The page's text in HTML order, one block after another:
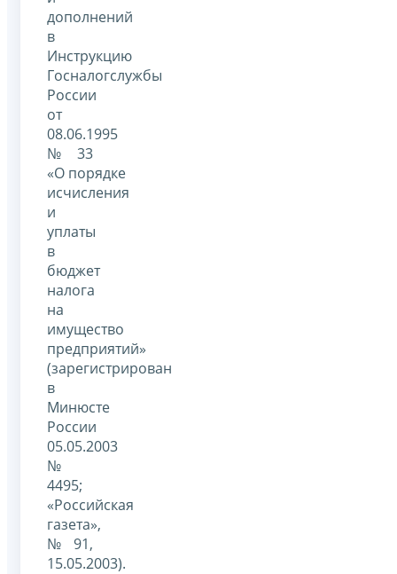
дополнений
в
Инструкцию
Госналогслужбы
России
от
08.06.1995
№ 33
«О порядке
исчисления
и
уплаты
в
бюджет
налога
на
имущество
предприятий»
(зарегистрирован
в
Минюсте
России
05.05.2003
№
4495;
«Российская
газета»,
№ 91,
15.05.2003).